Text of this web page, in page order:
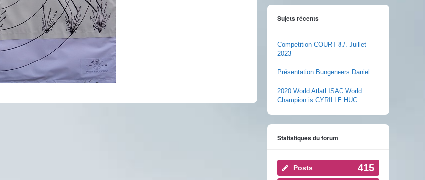
Sujets récents
Competition COURT 8./. Juillet
2023
Présentation Bungeneers Daniel
2020 World Atlatl ISAC World
Champion is CYRILLE HUC
Statistiques du forum
Posts 415